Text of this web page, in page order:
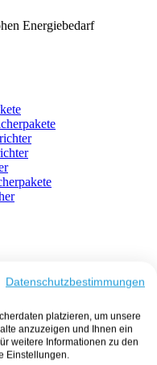
Energiebedarf
Datenschutzbestimmungen
platzieren, um unsere
anzuzeigen und Ihnen ein
weitere Informationen zu den
Einstellungen.